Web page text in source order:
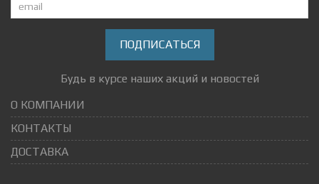
ПОДПИСАТЬСЯ
Будь в курсе наших акций и новостей
О КОМПАНИИ
КОНТАКТЫ
ДОСТАВКА